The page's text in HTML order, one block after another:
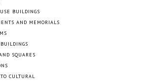
BUILDINGS
AND MEMORIALS
SQUARES
CULTURAL